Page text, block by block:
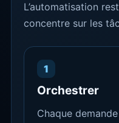
L’automatisation
concentre sur les
1
Orchestrer
Chaque